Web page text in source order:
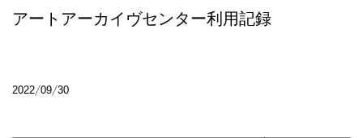
アートアーカイヴセンター利用記録
2022/09/30